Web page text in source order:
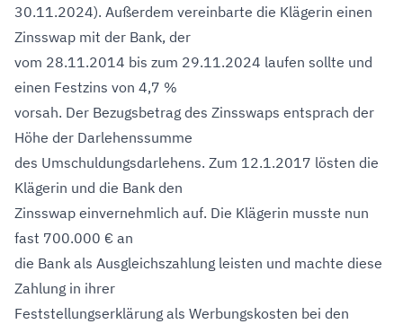
30.11.2024). Außerdem vereinbarte die Klägerin einen
Zinsswap mit der Bank, der
vom 28.11.2014 bis zum 29.11.2024 laufen sollte und
einen Festzins von 4,7 %
vorsah. Der Bezugsbetrag des Zinsswaps entsprach der
Höhe der Darlehenssumme
des Umschuldungsdarlehens. Zum 12.1.2017 lösten die
Klägerin und die Bank den
Zinsswap einvernehmlich auf. Die Klägerin musste nun
fast 700.000 € an
die Bank als Ausgleichszahlung leisten und machte diese
Zahlung in ihrer
Feststellungserklärung als Werbungskosten bei den